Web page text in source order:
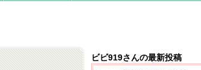
ビビ919さんの最新投稿